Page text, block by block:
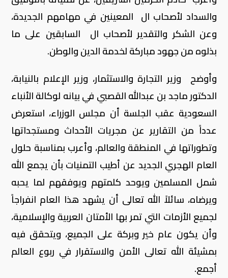
والسداد لأصحاب ال المعينين في مهامهم الجديدة،
وعن الشكر والتقدير لأصحاب ال السابقين على ما
بذلوه من جهود مباركة لخدمة الدين والوطن.
وأوضح وزير التجارة والاستثمار، وزير الإعلام بالنيابة،
الدكتور ماجد بن عبدالله القصبي في بيانه لوكالة الأنباء
السعودية عقب الجلسة أن مجلس الوزراء، استعرض
عدداً من التقارير عن مجريات الأحداث ومستجداتها
وتطوراتها في المنطقة والعالم، وأعرب بمناسبة حلول
العام الهجري الجديد عن أطيب التمنيات بأن يجمع الله
شمل المسلمين ويوحد كلمتهم ويوفقهم لما يحبه
ويرضاه، سائلاً الله تعالى أن يشهد هذا العام انفراجاً
لجميع الأزمات التي تمر بها الأمتان العربية والإسلامية،
وأن يكون عام خير وبركة على الجميع، ويتحقق فيه
بمشيئة الله تعالى الأمن والاستقرار في ربوع العالم
أجمع.